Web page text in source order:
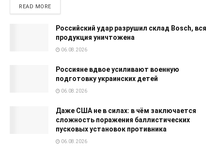
READ MORE
Российский удар разрушил склад Bosch, вся
продукция уничтожена
06.08.2026
Россияне вдвое усиливают военную
подготовку украинских детей
06.08.2026
Даже США не в силах: в чём заключается
сложность поражения баллистических
пусковых установок противника
06.08.2026